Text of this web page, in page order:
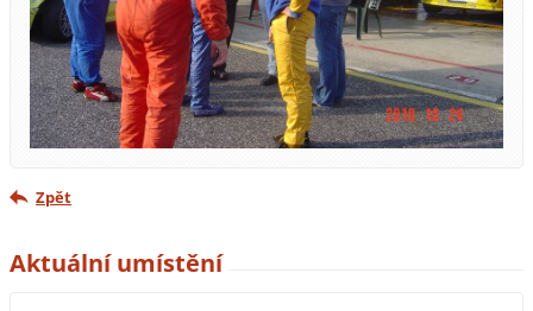
Zpět
Aktuální umístění